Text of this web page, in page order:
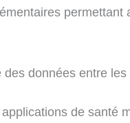
permettant
des données entre
de santé